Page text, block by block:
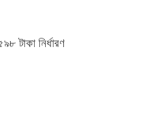
টাকা নির্ধারণ